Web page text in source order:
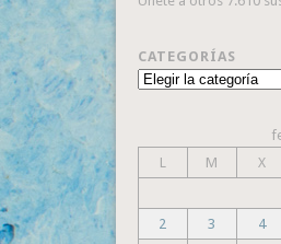
CATEGORÍAS
Categorías
L
M X
2
3 4